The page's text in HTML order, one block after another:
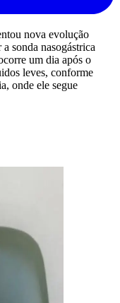
nova evolução
sonda nasogástrica
um dia após o
leves, conforme
onde ele segue